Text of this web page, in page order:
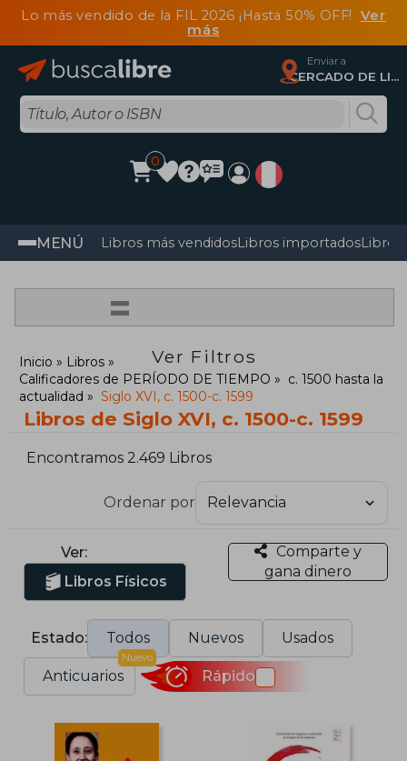
Lo más vendido de la FIL 2026 ¡Hasta 50% OFF! Ver
más
Enviar a
CERCADO DE LIMA, Lima
0
MENÚ Libros más vendidosLibros importadosLibros
=
Ver Filtros
Inicio
Libros
Calificadores de PERÍODO DE TIEMPO
c. 1500 hasta la
actualidad
Siglo XVI, c. 1500-c. 1599
Libros de Siglo XVI, c. 1500-c. 1599
Encontramos 2.469 Libros
Ordenar por
Ver:
Libros Físicos
Comparte y
gana dinero
Estado: Todos Nuevos Usados
Anticuarios
Nuevo
Rápido